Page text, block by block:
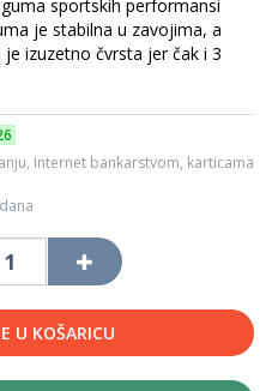
sportskih performansi
je stabilna u zavojima, a
izuzetno čvrsta jer čak i 3
Internet bankarstvom, karticama
U KOŠARICU